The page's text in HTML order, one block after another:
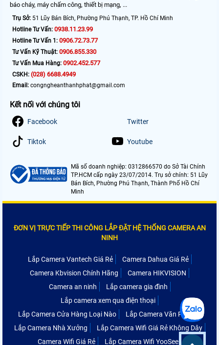
báo cháy, máy chấm công, thiết bị mạng, ...
Trụ Sở: 51 Lũy Bán Bích, Phường Phú Thạnh, TP. Hồ Chí Minh
Hotline Tư Vấn: 0938.11.23.99
Hotline Tư Vấn 1: 0906.72.73.77
Tư Vấn Kỹ Thuật: 0906.855.330
Tư Vấn Mua Hàng: 0902.452.577
CSKH: (028) 6688.4949
Email: congngheanthanhphat@gmail.com
Kết nối với chúng tôi
Facebook Twitter
Tiktok Youtube
Mã số doanh nghiệp: 0312866570 do Sở Tài Chính
TP.HCM cấp ngày 23/07/2014. Trụ sở chính: 51 Lũy
Bán Bích, Phường Phú Thạnh, Thành Phố Hồ Chí
Minh
ĐƠN VỊ TRỰC TIẾP THI CÔNG LẮP ĐẶT HỆ THỐNG CAMERA AN
NINH
Lắp Camera Vantech Giá Rẻ
Camera Dahua Giá Rẻ
Camera Kbvision Chính Hãng
Camera HIKVISION
Camera an ninh
Lắp camera gia đình
Lắp camera xem qua điện thoại
Lắp Camera Cửa Hàng Loại Nào
Lắp Camera Văn Phòng
Lắp Camera Nhà Xưởng
Lắp Camera Wifi Giá Rẻ Không Dây
Camera Wifi Giá Rẻ
Lắp Camera Wifi YooSee